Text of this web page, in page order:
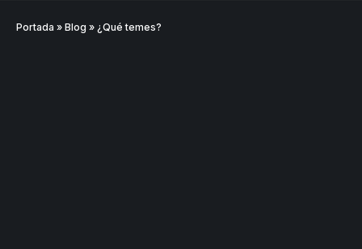
Portada » Blog » ¿Qué temes?